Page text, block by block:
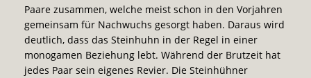
Paare zusammen, welche meist schon in den Vorjahren
gemeinsam für Nachwuchs gesorgt haben. Daraus wird
deutlich, dass das Steinhuhn in der Regel in einer
monogamen Beziehung lebt. Während der Brutzeit hat
jedes Paar sein eigenes Revier. Die Steinhühner